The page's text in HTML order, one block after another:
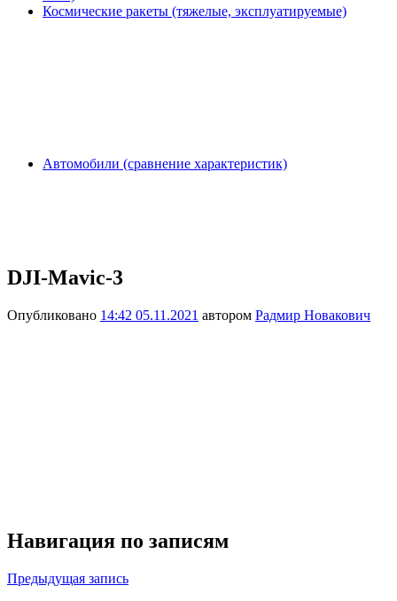
Космические ракеты (тяжелые, эксплуатируемые)
Автомобили (сравнение характеристик)
DJI-Mavic-3
Опубликовано 14:42 05.11.2021 автором Радмир Новакович
Навигация по записям
Предыдущая запись